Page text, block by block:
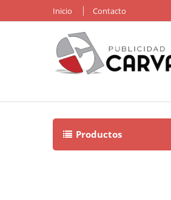
Inicio Contacto
Productos